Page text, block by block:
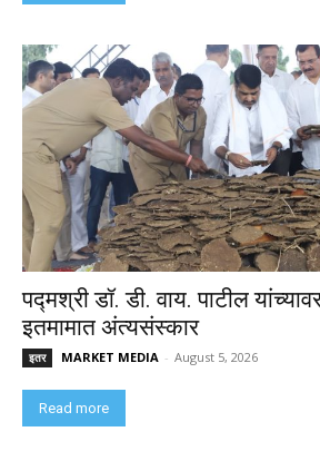
पद्मश्री डॉ. डी. वाय. पाटील
इतमामात अंत्यसंस्कार
इतर MARKET MEDIA - August 5, 2026
Read more